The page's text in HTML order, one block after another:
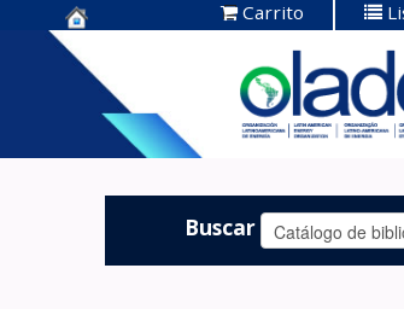
Centro de
Documentación
OLADE -
Carrito
Buscar